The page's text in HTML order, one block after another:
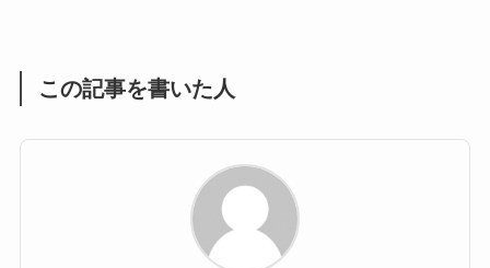
この記事を書いた人